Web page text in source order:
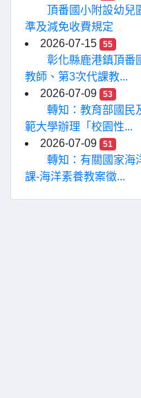
頂番國小附設幼兒
準及減免收費規定
2026-07-15
55
彰化縣鹿港鎮頂番
教師、第3次代課教...
2026-07-09
53
轉知：教育部國民
範大學辦理「校園性...
2026-07-09
51
轉知：有關國家海
課-海洋素養教案徵...